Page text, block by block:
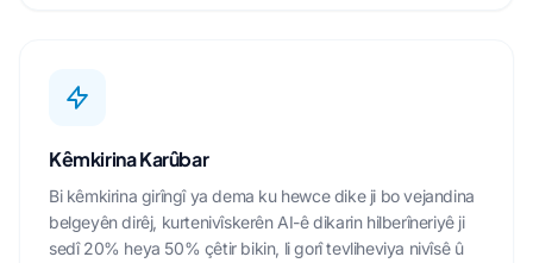
Kêmkirina Karûbar
Bi kêmkirina girîngî ya dema ku hewce dike ji bo vejandina
belgeyên dirêj, kurtenivîskerên AI-ê dikarin hilberîneriyê ji
sedî 20% heya 50% çêtir bikin, li gorî tevliheviya nivîsê û